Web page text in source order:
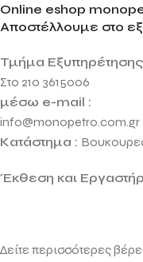
Online eshop
Αποστέλλουμε στο
Τμήμα
Στο 210 3615006
μέσω e-mail :
info@monopetro.com.gr
Κατάστημα :
Έκθεση και
Δείτε περισσότερες